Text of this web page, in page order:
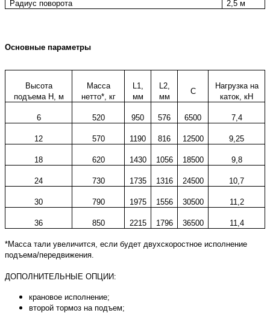
Радиус поворота 2,5 м
Основные параметры
Высота
подъема Н, м
Масса
нетто*, кг
L1,
мм
L2,
мм
С
Нагрузка на
каток, кН
6 520 950 576 6500 7,4
12 570 1190 816 12500 9,25
18 620 1430 1056 18500 9,8
24 730 1735 1316 24500 10,7
30 790 1975 1556 30500 11,2
36 850 2215 1796 36500 11,4
*Масса тали увеличится, если будет двухскоростное исполнение
подъема/передвижения.
ДОПОЛНИТЕЛЬНЫЕ ОПЦИИ:
крановое исполнение;
второй тормоз на подъем;